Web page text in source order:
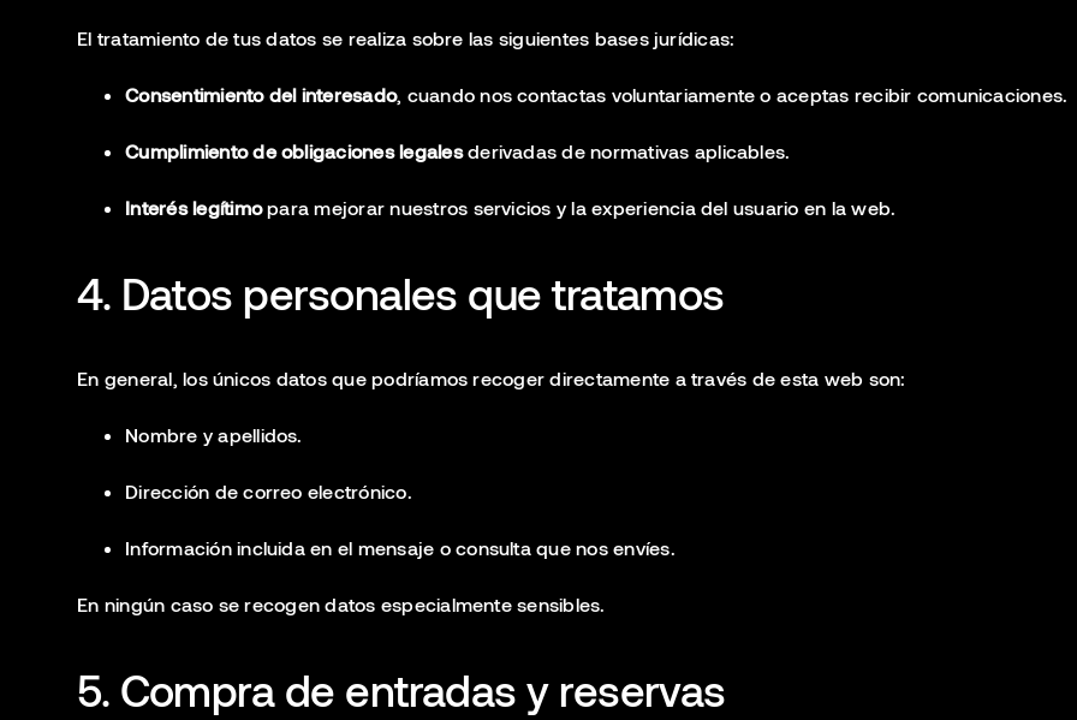
El tratamiento de tus datos se realiza sobre las siguientes bases jurídicas:
Consentimiento del interesado, cuando nos contactas voluntariamente o aceptas recibir comunicaciones.
Cumplimiento de obligaciones legalesderivadas de normativas aplicables.
Interés legítimopara mejorar nuestros servicios y la experiencia del usuario en la web.
4. Datos personales que tratamos
En general, los únicos datos que podríamos recoger directamente a través de esta web son:
Nombre y apellidos.
Dirección de correo electrónico.
Información incluida en el mensaje o consulta que nos envíes.
En ningún caso se recogen datos especialmente sensibles.
5. Compra de entradas y reservas